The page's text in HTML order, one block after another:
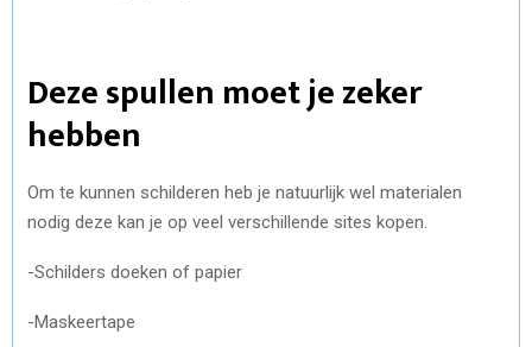
Deze spullen moet je zeker
hebben
Om te kunnen schilderen heb je natuurlijk wel materialen
nodig deze kan je op veel verschillende sites kopen.
-Schilders doeken of papier
-Maskeertape